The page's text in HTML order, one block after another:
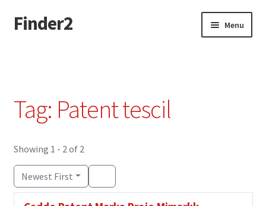
Skip
to
Skip
to
Finder2 Menu
Tag: Patent tescil
Showing 1 - 2 of 2
Newest First